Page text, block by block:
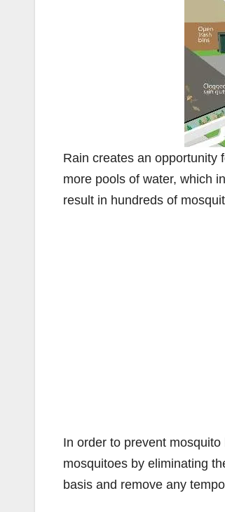
Rain creates an opportunity
more pools of water, which
result in hundreds of
In order to prevent
mosquitoes by eliminating
basis and remove any